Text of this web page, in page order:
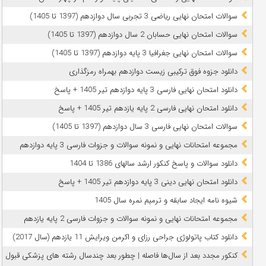
سوالات امتحان نهایی ریاضی 3 تجربی سال دوازدهم (1397 تا 1405)
سوالات امتحان نهایی حسابان 2 سال دوازدهم (1397 تا 1405)
سوالات امتحان نهایی جغرافیا 3 پایه دوازدهم (1397 تا 1405)
دانلود جزوه فوق ترکیبی زیست دوازدهم بهمراه رمزگذاری
دانلود امتحان نهایی فارسی 3 پایه دوازدهم تیر 1405 + پاسخ
دانلود امتحان نهایی فارسی 2 پایه یازدهم تیر 1405 + پاسخ
سوالات امتحان نهایی فارسی 3 سال دوازدهم (1397 تا 1405)
مجموعه امتحانات نهایی و نمونه سوالات و جزوات فارسی 3 پایه دوازدهم
دانلود سوالات و پاسخ کنکور ارشد سالهای 1386 تا 1404
دانلود امتحان نهایی دینی 3 پایه دوازدهم تیر 1405 + پاسخ
شیوه نامه ایجاد سابقه و ترمیم نمره سال 1405
مجموعه امتحانات نهایی و نمونه سوالات و جزوات فارسی 2 پایه یازدهم
دانلود کتاب پاتولوژی جراحی رزای و اکرمن ویرایش 11 یازدهم (سال 2017)
کنکور مجدد بعد از سال‌ها فاصله | چطور بعد چندسال رشته‌ های پزشکی قبول